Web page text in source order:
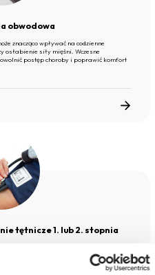
obwodowa
znacząco wpływać na codzienne
osłabienie siły mięśni. Wczesne
postęp choroby i poprawić komfort
tętnicze 1. lub 2. stopnia
chorób serca, mózgu i nerek.
pozwalają znacznie zmniejszyć to